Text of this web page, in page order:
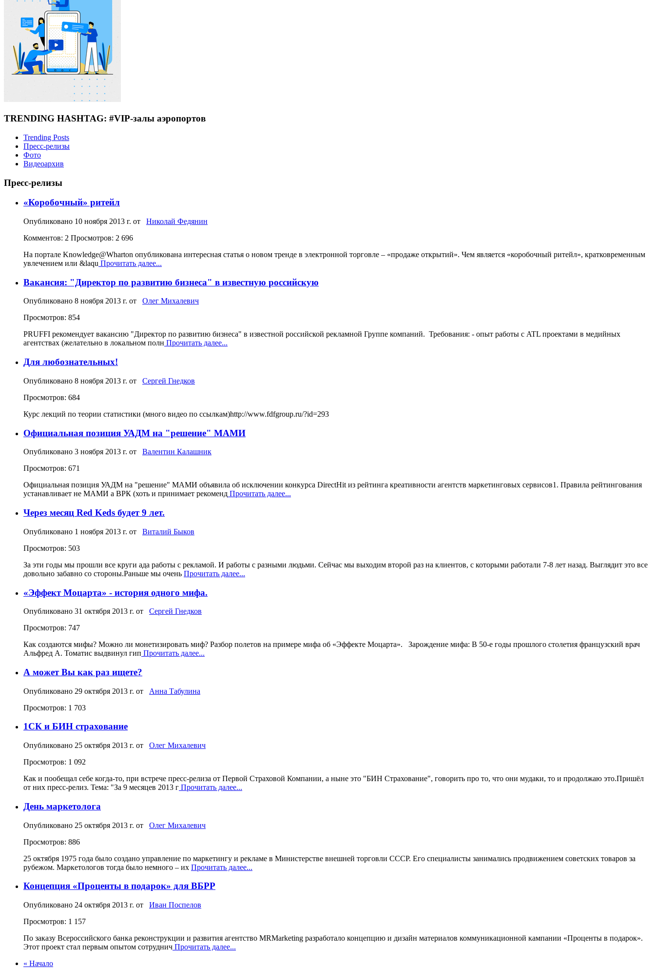
TRENDING HASHTAG: #VIP-залы аэропортов
Trending Posts
Пресс-релизы
Фото
Видеоархив
Пресс-релизы
«Коробочный» ритейл
Опубликовано 10 ноября 2013 г. от Николай Федянин
Комментов: 2 Просмотров: 2 696
На портале Knowledge@Wharton опубликована интересная статья о новом тренде в электронной торговле – «продаже открытий». Чем является «коробочный ритейл», кратковременным
увлечением или &laqu Прочитать далее...
Вакансия: "Директор по развитию бизнеса" в известную российскую
Опубликовано 8 ноября 2013 г. от Олег Михалевич
Просмотров: 854
PRUFFI рекомендует вакансию "Директор по развитию бизнеса" в известной российской рекламной Группе компаний. Требования: - опыт работы с ATL проектами в медийных
агентствах (желательно в локальном полн Прочитать далее...
Для любознательных!
Опубликовано 8 ноября 2013 г. от Сергей Гнедков
Просмотров: 684
Курс лекций по теории статистики (много видео по ссылкам)http://www.fdfgroup.ru/?id=293
Официальная позиция УАДМ на "решение" МАМИ
Опубликовано 3 ноября 2013 г. от Валентин Калашник
Просмотров: 671
Официальная позиция УАДМ на "решение" МАМИ объявила об исключении конкурса DirectHit из рейтинга креативности агентств маркетинговых сервисов1. Правила рейтингования
устанавливает не МАМИ а ВРК (хоть и принимает рекоменд Прочитать далее...
Через месяц Red Keds будет 9 лет.
Опубликовано 1 ноября 2013 г. от Виталий Быков
Просмотров: 503
За эти годы мы прошли все круги ада работы с рекламой. И работы с разными людьми. Сейчас мы выходим второй раз на клиентов, с которыми работали 7-8 лет назад. Выглядит это все
довольно забавно со стороны.Раньше мы очень Прочитать далее...
«Эффект Моцарта» - история одного мифа.
Опубликовано 31 октября 2013 г. от Сергей Гнедков
Просмотров: 747
Как создаются мифы? Можно ли монетизировать миф? Разбор полетов на примере мифа об «Эффекте Моцарта». Зарождение мифа: В 50-е годы прошлого столетия французский врач
Альфред А. Томатис выдвинул гип Прочитать далее...
А может Вы как раз ищете?
Опубликовано 29 октября 2013 г. от Анна Табулина
Просмотров: 1 703
1СК и БИН страхование
Опубликовано 25 октября 2013 г. от Олег Михалевич
Просмотров: 1 092
Как и пообещал себе когда-то, при встрече пресс-релиза от Первой Страховой Компании, а ныне это "БИН Страхование", говорить про то, что они мудаки, то и продолжаю это.Пришёл
от них пресс-релиз. Тема: "За 9 месяцев 2013 г Прочитать далее...
День маркетолога
Опубликовано 25 октября 2013 г. от Олег Михалевич
Просмотров: 886
25 октября 1975 года было создано управление по маркетингу и рекламе в Министерстве внешней торговли СССР. Его специалисты занимались продвижением советских товаров за
рубежом. Маркетологов тогда было немного – их Прочитать далее...
Концепция «Проценты в подарок» для ВБРР
Опубликовано 24 октября 2013 г. от Иван Поспелов
Просмотров: 1 157
По заказу Всероссийского банка реконструкции и развития агентство MRMarketing разработало концепцию и дизайн материалов коммуникационной кампании «Проценты в подарок».
Этот проект стал первым опытом сотруднич Прочитать далее...
« Начало